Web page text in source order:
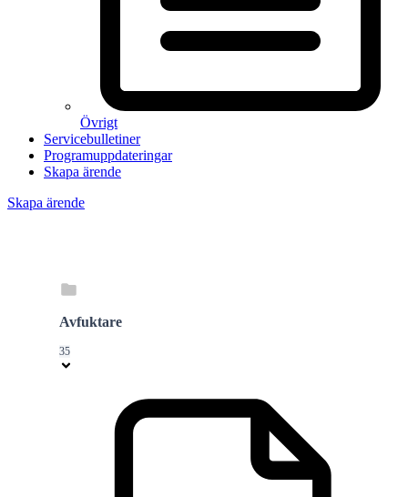
Övrigt
Servicebulletiner
Programuppdateringar
Skapa ärende
Skapa ärende
Avfuktare
35